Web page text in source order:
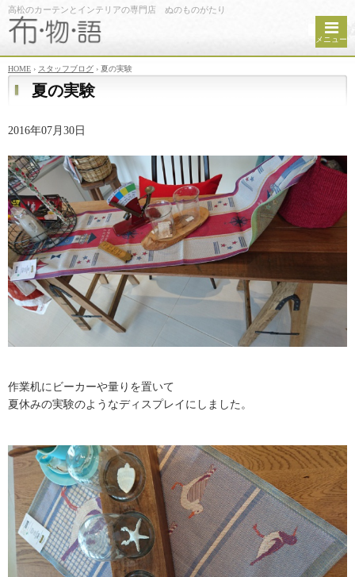
高松のカーテンとインテリアの専門店 ぬのものがたり
メニュー
HOME › スタッフブログ › 夏の実験
夏の実験
2016年07月30日
作業机にビーカーや量りを置いて
夏休みの実験のようなディスプレイにしました。